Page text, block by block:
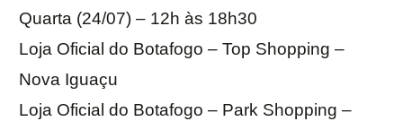
Quarta (24/07) – 12h às 18h30
Loja Oficial do Botafogo – Top Shopping –
Nova Iguaçu
Loja Oficial do Botafogo – Park Shopping –